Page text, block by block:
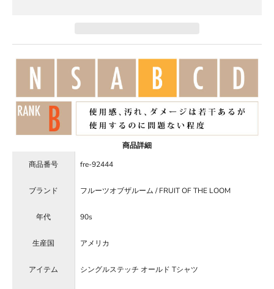
商品詳細
商品番号
fre-92444
ブランド フルーツオブザルーム / FRUIT OF THE LOOM
年代 90s
生産国 アメリカ
アイテム シングルステッチ オールド Tシャツ